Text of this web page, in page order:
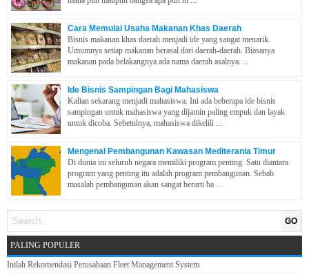
Cara Memulai Usaha Makanan Khas Daerah
Bisnis makanan khas daerah menjadi ide yang sangat menarik.
Umumnya setiap makanan berasal dari daerah-daerah. Biasanya
makanan pada belakangnya ada nama daerah asalnya. ...
Ide Bisnis Sampingan Bagi Mahasiswa
Kalian sekarang menjadi mahasiswa. Ini ada beberapa ide bisnis
sampingan untuk mahasiswa yang dijamin paling empuk dan layak
untuk dicoba. Sebetulnya, mahasiswa dikelili ...
Mengenal Pembangunan Kawasan Mediterania Timur
Di dunia ini seluruh negara memiliki program penting. Satu diantara
program yang penting itu adalah program pembangunan. Sebab
masalah pembangunan akan sangat berarti ba ...
GO
PALING POPULER
Inilah Rekomendasi Perusahaan Fleet Management System